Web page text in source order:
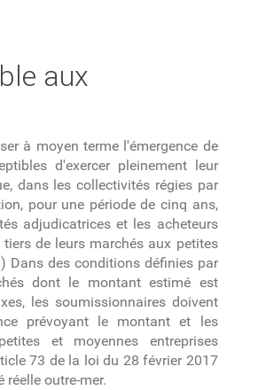
aux
à moyen terme l'émergence de
d'exercer pleinement leur
dans les collectivités régies par
pour une période de cinq ans,
adjudicatrices et les acheteurs
de leurs marchés aux petites
Dans des conditions définies par
dont le montant estimé est
les soumissionnaires doivent
prévoyant le montant et les
et moyennes entreprises
73 de la loi du 28 février 2017
outre-mer.